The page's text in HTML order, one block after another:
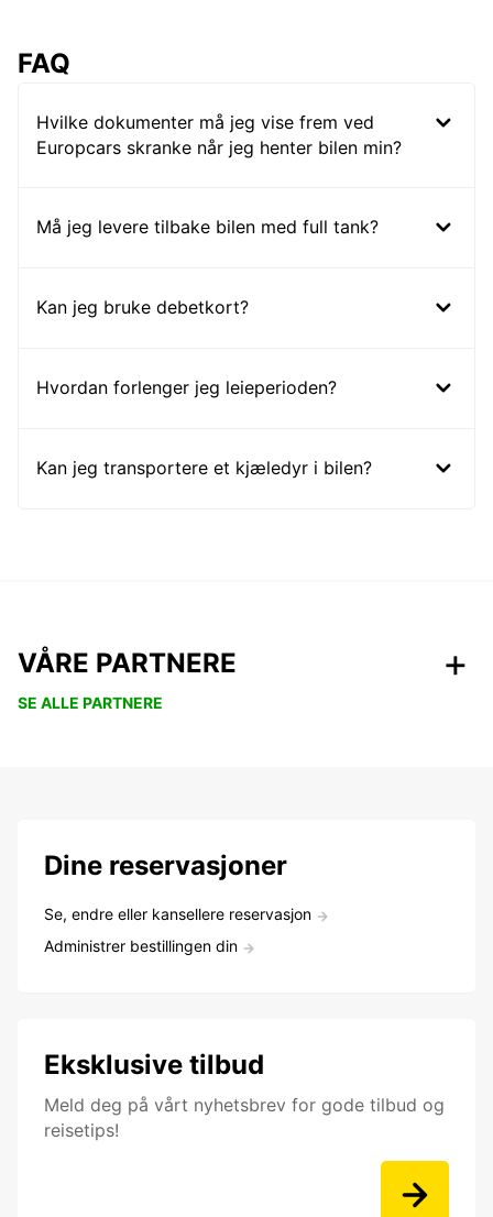
FAQ
Hvilke dokumenter må jeg vise frem ved
Europcars skranke når jeg henter bilen min?
Må jeg levere tilbake bilen med full tank?
Kan jeg bruke debetkort?
Hvordan forlenger jeg leieperioden?
Kan jeg transportere et kjæledyr i bilen?
VÅRE PARTNERE
SE ALLE PARTNERE
Dine reservasjoner
Se, endre eller kansellere reservasjon
Administrer bestillingen din
Eksklusive tilbud
Meld deg på vårt nyhetsbrev for gode tilbud og
reisetips!